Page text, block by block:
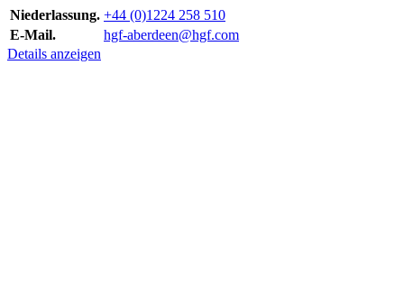
Niederlassung. +44 (0)1224 258 510
E-Mail.
hgf-aberdeen@hgf.com
Details anzeigen